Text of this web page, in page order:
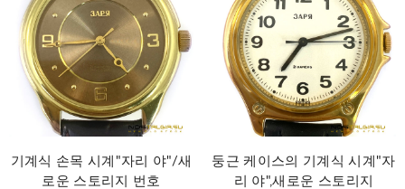
기계식 손목 시계"자리 야"/새
로운 스토리지 번호
둥근 케이스의 기계식 시계"자
리 야",새로운 스토리지